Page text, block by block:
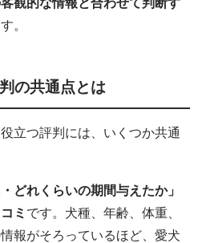
。
の共通点とは
立つ評判には、いくつか共通
どれくらいの期間与えたか」
ミ です。犬種、年齢、体重、
報がそろっているほど、愛犬